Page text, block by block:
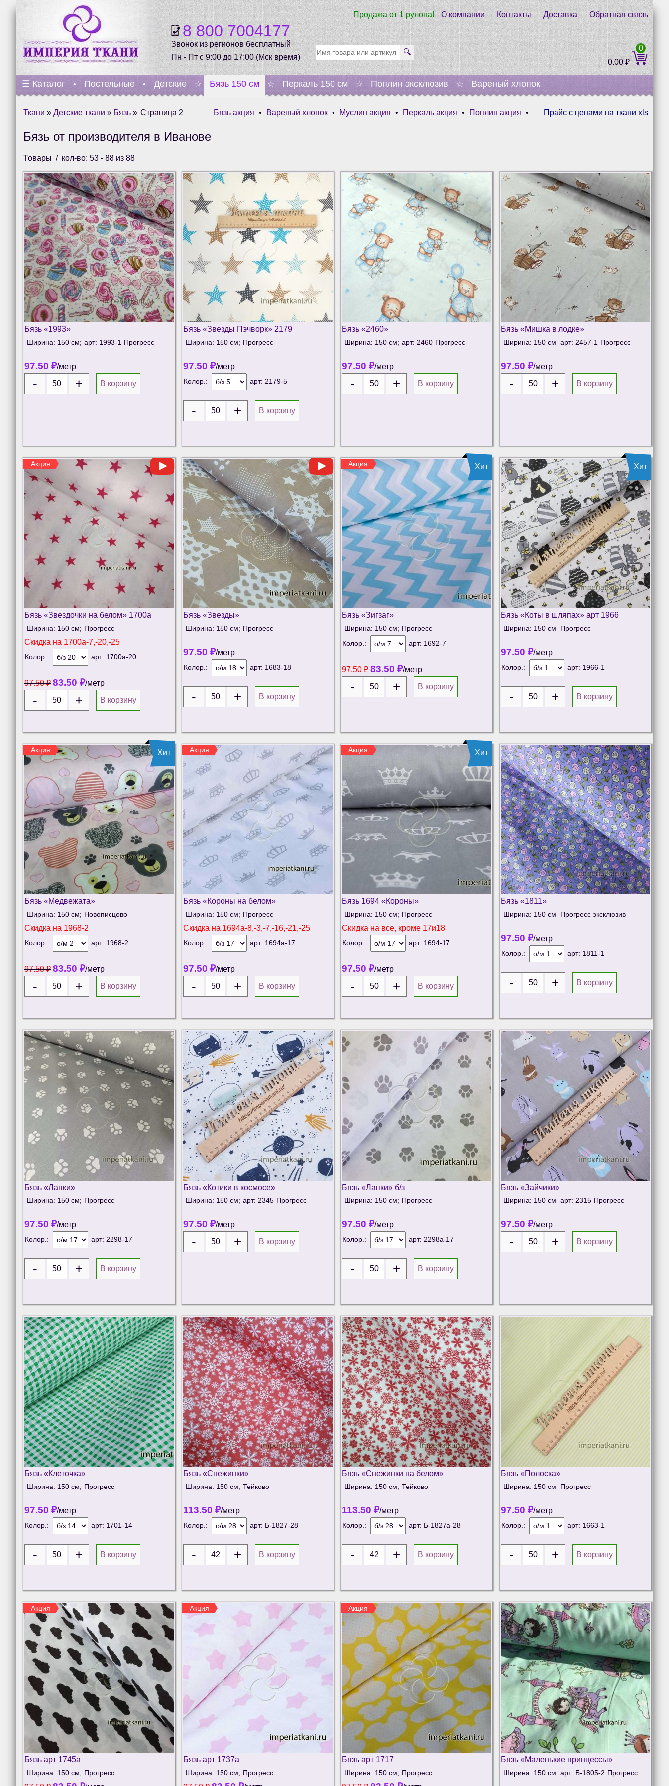
8 800 7004177
Звонок из регионов бесплатный
Пн - Пт с 9:00 до 17:00 (Мск время)
Продажа от 1 рулона! О компании Контакты Доставка Обратная связь
🔍
0.00₽
0
☰ Каталог • Постельные • Детские ☆ Бязь 150 см ☆ Перкаль 150 см ☆ Поплин эксклюзив ☆ Вареный хлопок
Бязь акция • Вареный хлопок • Муслин акция • Перкаль акция • Поплин акция • Прайс с ценами на ткани xls
Ткани » Детские ткани » Бязь » Страница 2
Бязь от производителя в Иванове
Товары кол-во: 53 - 88 из 88
Бязь «1993»
Ширина: 150 см; арт: 1993-1 Прогресс
97.50 ₽/метр
В корзину
Бязь «Звезды Пэчворк» 2179
Ширина: 150 см; Прогресс
97.50 ₽/метр
Колор.: арт: 2179-5
В корзину
Бязь «2460»
Ширина: 150 см; арт: 2460 Прогресс
97.50 ₽/метр
В корзину
Бязь «Мишка в лодке»
Ширина: 150 см; арт: 2457-1 Прогресс
97.50 ₽/метр
В корзину
Акция
Бязь «Звездочки на белом» 1700а
Ширина: 150 см; Прогресс
Скидка на 1700а-7,-20,-25
Колор.: арт: 1700а-20
97.50₽ 83.50 ₽/метр
В корзину
Бязь «Звезды»
Ширина: 150 см; Прогресс
97.50 ₽/метр
Колор.: арт: 1683-18
В корзину
Хит
Акция
Бязь «Зигзаг»
Ширина: 150 см; Прогресс
Колор.:
арт: 1692-7
97.50₽ 83.50 ₽/метр
В корзину
Хит
Бязь «Коты в шляпах» арт 1966
Ширина: 150 см; Прогресс
97.50 ₽/метр
Колор.: арт: 1966-1
В корзину
Хит
Акция
Бязь «Медвежата»
Ширина: 150 см; Новописцово
Скидка на 1968-2
Колор.: арт: 1968-2
97.50₽ 83.50 ₽/метр
В корзину
Акция
Бязь «Короны на белом»
Ширина: 150 см; Прогресс
Скидка на 1694а-8,-3,-7,-16,-21,-25
Колор.: арт: 1694а-17
97.50 ₽/метр
В корзину
Хит
Акция
Бязь 1694 «Короны»
Ширина: 150 см; Прогресс
Скидка на все, кроме 17и18
Колор.: арт: 1694-17
97.50 ₽/метр
В корзину
Бязь «1811»
Ширина: 150 см; Прогресс эксклюзив
97.50 ₽/метр
Колор.: арт: 1811-1
В корзину
Бязь «Лапки»
Ширина: 150 см; Прогресс
97.50 ₽/метр
Колор.: арт: 2298-17
В корзину
Бязь «Котики в космосе»
Ширина: 150 см; арт: 2345 Прогресс
97.50 ₽/метр
В корзину
Бязь «Лапки» б/з
Ширина: 150 см; Прогресс
97.50 ₽/метр
Колор.: арт: 2298а-17
В корзину
Бязь «Зайчики»
Ширина: 150 см; арт: 2315 Прогресс
97.50 ₽/метр
В корзину
Бязь «Клеточка»
Ширина: 150 см; Прогресс
97.50 ₽/метр
Колор.: арт: 1701-14
В корзину
Бязь «Снежинки»
Ширина: 150 см; Тейково
113.50 ₽/метр
Колор.: арт: Б-1827-28
В корзину
Бязь «Снежинки на белом»
Ширина: 150 см; Тейково
113.50 ₽/метр
Колор.: арт: Б-1827а-28
В корзину
Бязь «Полоска»
Ширина: 150 см; Прогресс
97.50 ₽/метр
Колор.: арт: 1663-1
В корзину
Акция
Бязь арт 1745а
Ширина: 150 см; Прогресс
Акция
Бязь арт 1737а
Ширина: 150 см; Прогресс
Акция
Бязь арт 1717
Ширина: 150 см; Прогресс
Бязь «Маленькие принцессы»
Ширина: 150 см; арт: Б-1805-2 Прогресс